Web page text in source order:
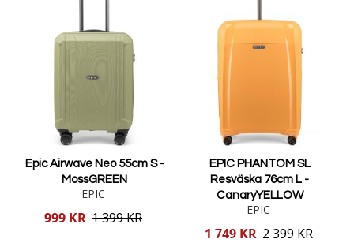
Epic Airwave Neo 55cm S -
MossGREEN
EPIC
Reducerat
999 KR 1 399 KR
EPIC PHANTOM SL
Resväska 76cm L -
CanaryYELLOW
EPIC
Reducerat
1 749 KR 2 399 KR